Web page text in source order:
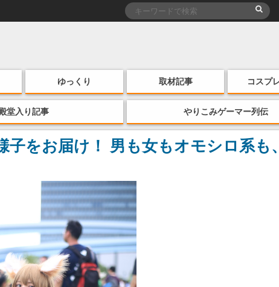
ゆっくり 取材記事 コスプ
堂入り記事 やりこみゲーマー列伝
をお届け！ 男も女もオモシロ系も